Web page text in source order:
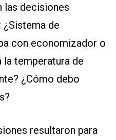
las decisiones
de
con economizador o
la temperatura de
¿Cómo debo
resultaron para